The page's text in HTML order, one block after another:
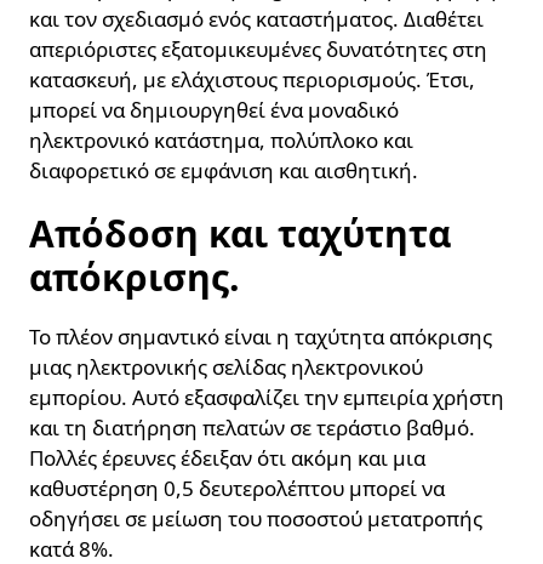
και τον σχεδιασμό ενός καταστήματος. Διαθέτει
απεριόριστες εξατομικευμένες δυνατότητες στη
κατασκευή, με ελάχιστους περιορισμούς. Έτσι,
μπορεί να δημιουργηθεί ένα μοναδικό
ηλεκτρονικό κατάστημα, πολύπλοκο και
διαφορετικό σε εμφάνιση και αισθητική.
Απόδοση και ταχύτητα
απόκρισης.
Το πλέον σημαντικό είναι η ταχύτητα απόκρισης
μιας ηλεκτρονικής σελίδας ηλεκτρονικού
εμπορίου. Αυτό εξασφαλίζει την εμπειρία χρήστη
και τη διατήρηση πελατών σε τεράστιο βαθμό.
Πολλές έρευνες έδειξαν ότι ακόμη και μια
καθυστέρηση 0,5 δευτερολέπτου μπορεί να
οδηγήσει σε μείωση του ποσοστού μετατροπής
κατά 8%.